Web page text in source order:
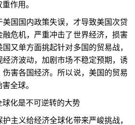
作用。
国国内政策失误，才导致美国次贷
危机，严重冲击了世界经济，损害
又单方面挑起针对多国的贸易战，
济波动，加剧市场不稳定预期，诱
害各国经济。所以说，美国的贸易
全球。
化是不可逆转的大势
义给经济全球化带来严峻挑战，